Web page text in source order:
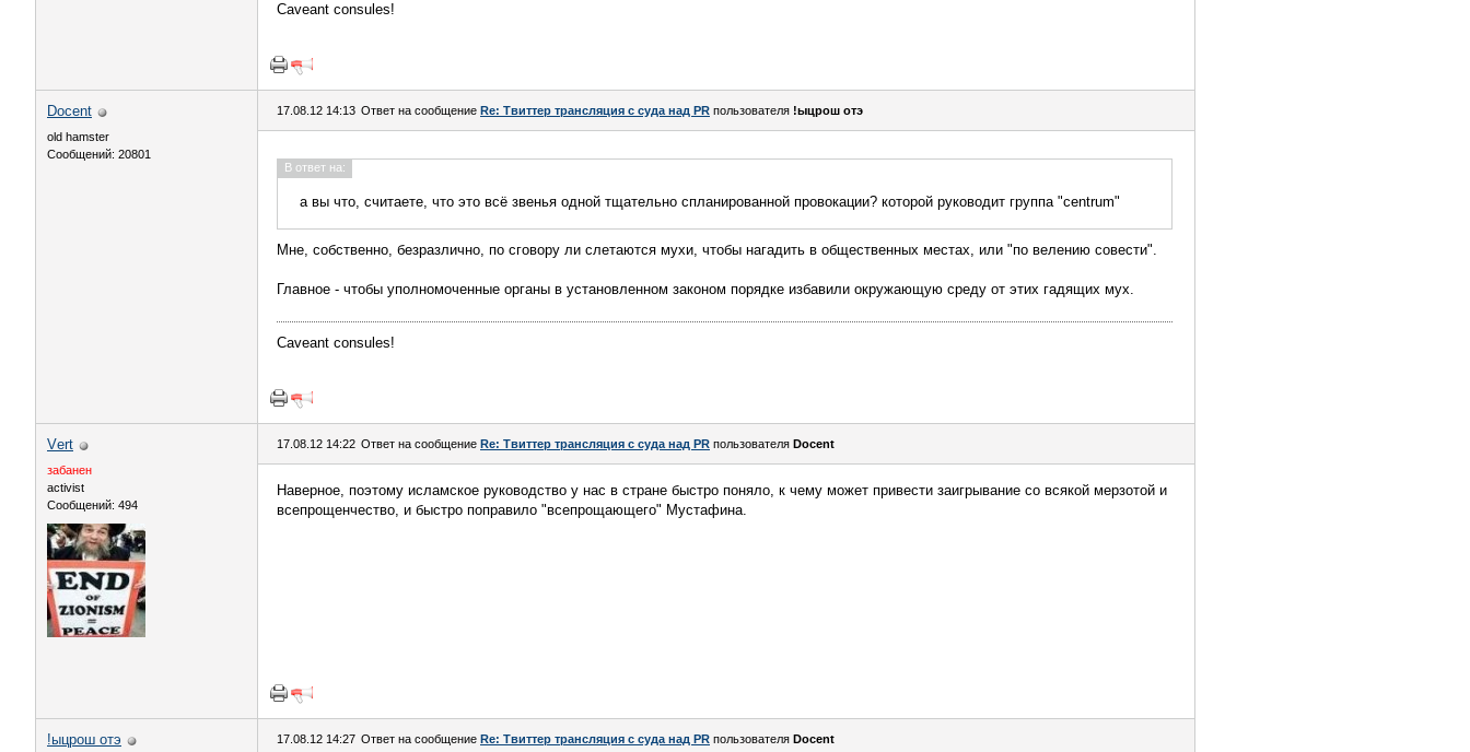
Caveant consules!
Docent
old hamster
Сообщений: 20801
17.08.12 14:13 Ответ на сообщение Re: Твиттер трансляция с суда над PR пользователя !ыцрош отэ
В ответ на:
а вы что, считаете, что это всё звенья одной тщательно спланированной провокации? которой руководит группа "centrum"
Мне, собственно, безразлично, по сговору ли слетаются мухи, чтобы нагадить в общественных местах, или "по велению совести".
Главное - чтобы уполномоченные органы в установленном законом порядке избавили окружающую среду от этих гадящих мух.
Caveant consules!
Vеrt
забанен
activist
Сообщений: 494
17.08.12 14:22 Ответ на сообщение Re: Твиттер трансляция с суда над PR пользователя Docent
Наверное, поэтому исламское руководство у нас в стране быстро поняло, к чему может привести заигрывание со всякой мерзотой и
всепрощенчество, и быстро поправило "всепрощающего" Мустафина.
!ыцрош отэ 17.08.12 14:27 Ответ на сообщение Re: Твиттер трансляция с суда над PR пользователя Docent